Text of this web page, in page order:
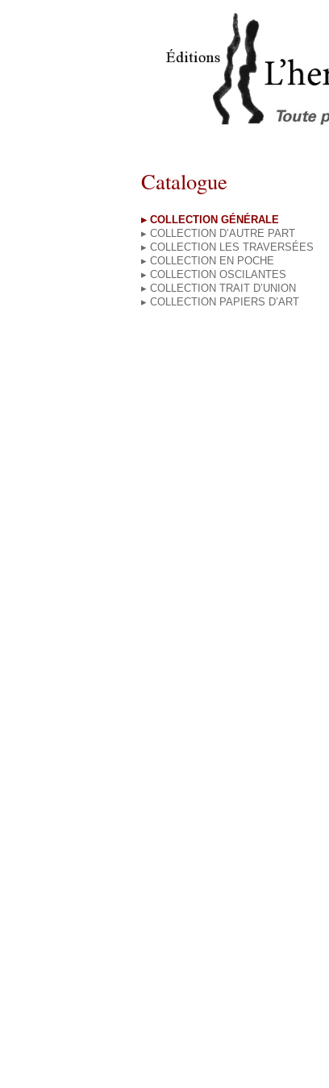
Catalogue
▸ COLLECTION GÉNÉRALE
▸ COLLECTION D’AUTRE PART
▸ COLLECTION LES TRAVERSÉES
▸ COLLECTION EN POCHE
▸ COLLECTION OSCILANTES
▸ COLLECTION TRAIT D’UNION
▸ COLLECTION PAPIERS D’ART